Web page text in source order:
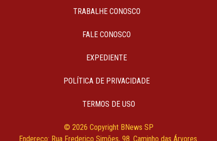
TRABALHE CONOSCO
FALE CONOSCO
EXPEDIENTE
POLÍTICA DE PRIVACIDADE
TERMOS DE USO
© 2026 Copyright BNews SP
Endereço: Rua Frederico Simões, 98. Caminho das Árvores.